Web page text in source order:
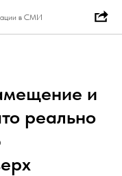
в СМИ
и
реально